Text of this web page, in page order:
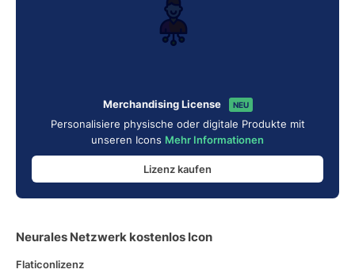
Merchandising License NEU
Personalisiere physische oder digitale Produkte mit
unseren Icons Mehr Informationen
Lizenz kaufen
Neurales Netzwerk kostenlos Icon
Flaticonlizenz